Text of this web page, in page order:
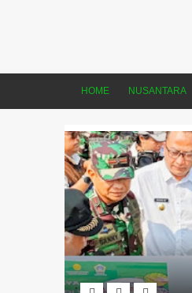
HOME NUSANTARA